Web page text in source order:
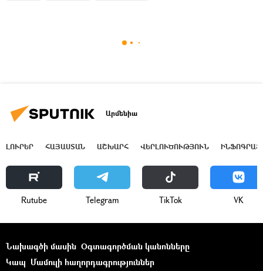
Արմենիա
ԼՈՒՐԵՐ ՀԱՅԱՍՏԱՆ ԱՇԽԱՐՀ ՎԵՐԼՈՒԾՈՒԹՅՈՒՆ
Rutube Telegram ТikТоk VK
Նախագծի մասին Օգտագործման կանոնները
Կապ Մամուլի հաղորդագրություններ